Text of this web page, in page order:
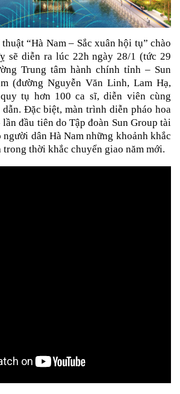
“Hà Nam – Sắc xuân hội tụ” chào
sẽ diễn ra lúc 22h ngày 28/1 (tức 29
Trung tâm hành chính tỉnh – Sun
(đường Nguyễn Văn Linh, Lam Hạ,
tụ hơn 100 ca sĩ, diễn viên cùng
Đặc biệt, màn trình diễn pháo hoa
đầu tiên do Tập đoàn Sun Group tài
dân Hà Nam những khoảnh khắc
trong thời khắc chuyển giao năm mới.